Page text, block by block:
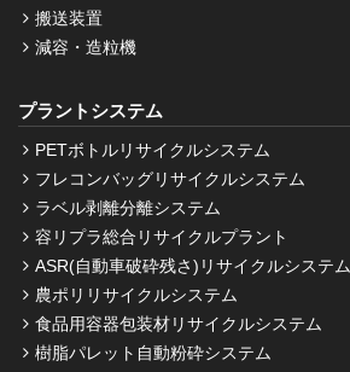
搬送装置
減容・造粒機
プラントシステム
PETボトルリサイクルシステム
フレコンバッグリサイクルシステム
ラベル剥離分離システム
容リプラ総合リサイクルプラント
ASR(自動車破砕残さ)リサイクルシステム
農ポリリサイクルシステム
食品用容器包装材リサイクルシステム
樹脂パレット自動粉砕システム